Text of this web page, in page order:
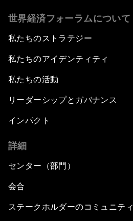
世界経済フォーラムについて
私たちのストラテジー
私たちのアイデンティティ
私たちの活動
リーダーシップとガバナンス
インパクト
詳細
センター（部門）
会合
ステークホルダーのコミュニティ